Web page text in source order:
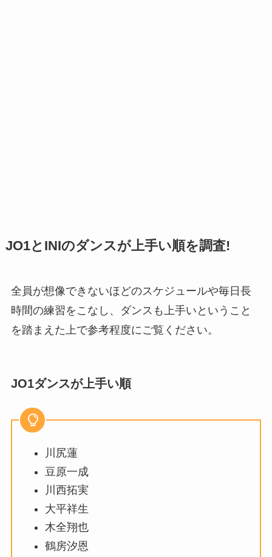
JO1とINIのダンスが上手い順を調査!
全員が想像できないほどのスケジュールや毎日長
時間の練習をこなし、ダンスも上手いということ
を踏まえた上で参考程度にご覧ください。
JO1ダンスが上手い順
川尻蓮
豆原一成
川西拓実
大平祥生
木全翔也
鶴房汐恩